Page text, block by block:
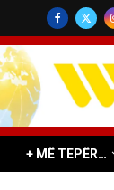
+ MË TEPËR…